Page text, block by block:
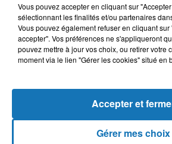
Cancer Lion
Vous pouvez accepter en cliquant sur
sélectionnant les finalités et/ou partenaires
Vous pouvez également refuser en cliquant
accepter". Vos préférences ne s'appliqueront
pouvez mettre à jour vos choix, ou retirer votre
moment via le lien "Gérer les cookies" situé en
Gérer mes choix
Accepter et